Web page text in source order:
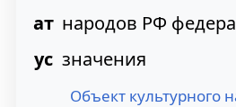
ат
ус
Объект культурного